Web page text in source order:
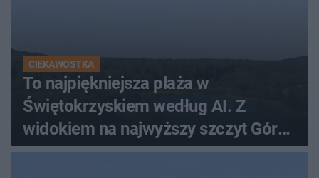
CIEKAWOSTKA
To najpiękniejsza plaża w
Świętokrzyskiem według AI. Z
widokiem na najwyższy szczyt Gór
Świętokrzyskich